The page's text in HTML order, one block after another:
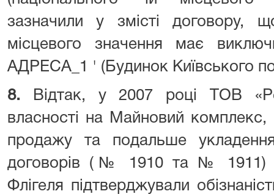
зазначили у змісті договору,
місцевого значення має
АДРЕСА_1 ' (Будинок Київського
8.
Відтак, у 2007 році ТОВ
власності на Майновий комплекс,
продажу та подальше
договорів (№ 1910 та № 1911)
Флігеля підтверджували